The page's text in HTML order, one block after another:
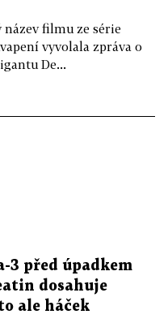
název filmu ze série
vyvolala zpráva o
De...
3 před úpadkem
dosahuje
ale háček